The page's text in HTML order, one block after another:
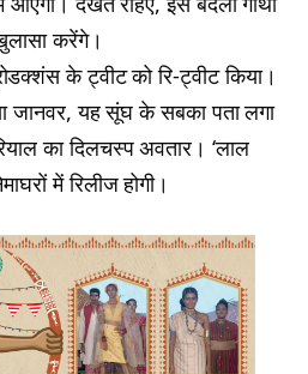
करेंगे।
के ट्वीट को रि-ट्वीट किया।
जानवर, यह सूंघ के सबका पता लगा
का दिलचस्प अवतार। ‘लाल
में रिलीज होगी।